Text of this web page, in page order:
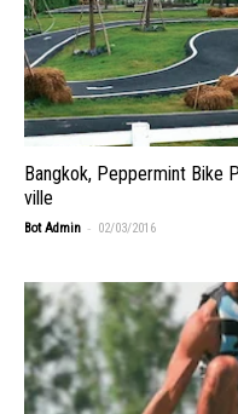
Bangkok, Peppermint Bike
ville
Bot Admin - 02/03/2016